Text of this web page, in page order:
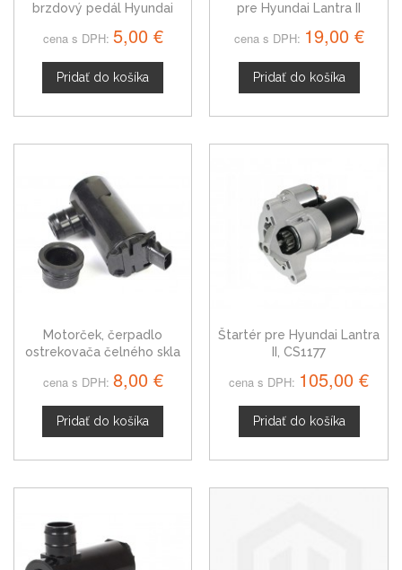
brzdový pedál Hyundai
cena s DPH: 5,00 €
Pridať do košíka
pre Hyundai Lantra II
cena s DPH: 19,00 €
Pridať do košíka
Motorček, čerpadlo
ostrekovača čelného skla
cena s DPH: 8,00 €
Pridať do košíka
Štartér pre Hyundai Lantra
II, CS1177
cena s DPH: 105,00 €
Pridať do košíka